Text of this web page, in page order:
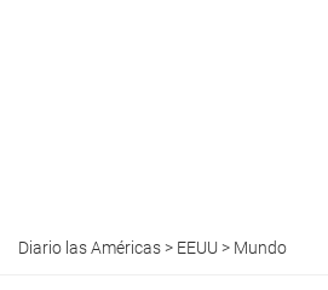
Diario las Américas> EEUU > Mundo